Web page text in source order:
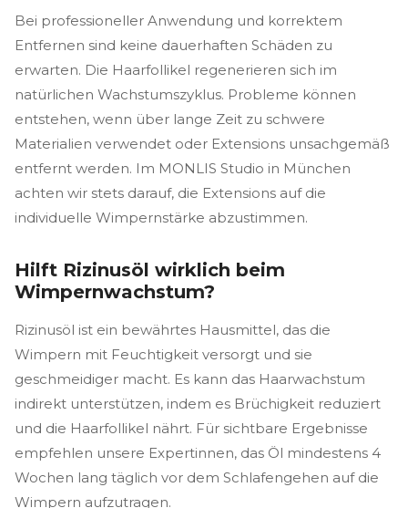
Bei professioneller Anwendung und korrektem
Entfernen sind keine dauerhaften Schäden zu
erwarten. Die Haarfollikel regenerieren sich im
natürlichen Wachstumszyklus. Probleme können
entstehen, wenn über lange Zeit zu schwere
Materialien verwendet oder Extensions unsachgemäß
entfernt werden. Im MONLIS Studio in München
achten wir stets darauf, die Extensions auf die
individuelle Wimpernstärke abzustimmen.
Hilft Rizinusöl wirklich beim
Wimpernwachstum?
Rizinusöl ist ein bewährtes Hausmittel, das die
Wimpern mit Feuchtigkeit versorgt und sie
geschmeidiger macht. Es kann das Haarwachstum
indirekt unterstützen, indem es Brüchigkeit reduziert
und die Haarfollikel nährt. Für sichtbare Ergebnisse
empfehlen unsere Expertinnen, das Öl mindestens 4
Wochen lang täglich vor dem Schlafengehen auf die
Wimpern aufzutragen.